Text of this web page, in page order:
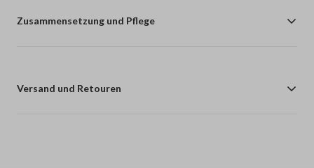
Zusammensetzung und Pflege
Versand und Retouren